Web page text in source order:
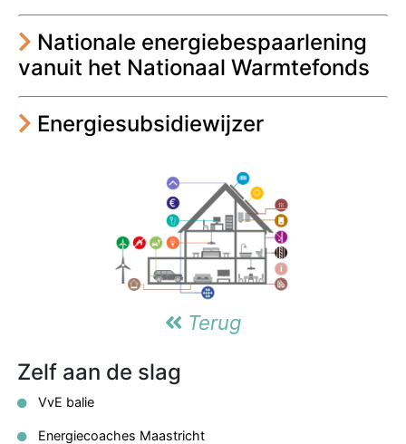
Terug
Zelf aan de slag
VvE balie
Energiecoaches Maastricht
Nationale energiebespaarlening
vanuit het Nationaal Warmtefonds
Energiesubsidiewijzer